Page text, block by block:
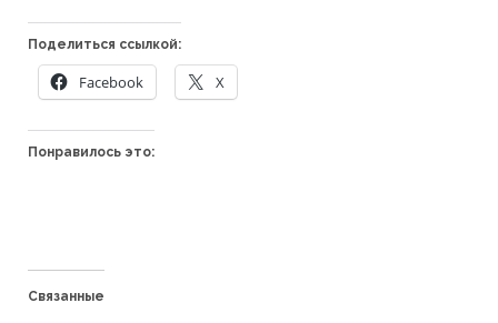
Поделиться ссылкой:
Facebook X
Понравилось это:
Связанные